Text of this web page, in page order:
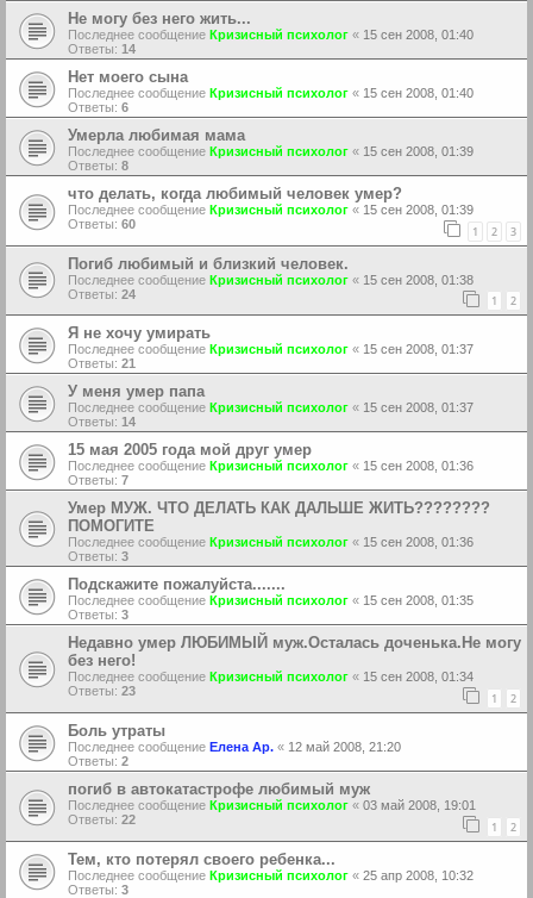
Не могу без него жить...
Последнее сообщение Кризисный психолог « 15 сен 2008, 01:40
Ответы: 14
Нет моего сына
Последнее сообщение Кризисный психолог « 15 сен 2008, 01:40
Ответы: 6
Умерла любимая мама
Последнее сообщение Кризисный психолог « 15 сен 2008, 01:39
Ответы: 8
что делать, когда любимый человек умер?
Последнее сообщение Кризисный психолог « 15 сен 2008, 01:39
Ответы: 60 1 2 3
Погиб любимый и близкий человек.
Последнее сообщение Кризисный психолог « 15 сен 2008, 01:38
Ответы: 24 1 2
Я не хочу умирать
Последнее сообщение Кризисный психолог « 15 сен 2008, 01:37
Ответы: 21
У меня умер папа
Последнее сообщение Кризисный психолог « 15 сен 2008, 01:37
Ответы: 14
15 мая 2005 года мой друг умер
Последнее сообщение Кризисный психолог « 15 сен 2008, 01:36
Ответы: 7
Умер МУЖ. ЧТО ДЕЛАТЬ КАК ДАЛЬШЕ ЖИТЬ????????
ПОМОГИТЕ
Последнее сообщение Кризисный психолог « 15 сен 2008, 01:36
Ответы: 3
Подскажите пожалуйста.......
Последнее сообщение Кризисный психолог « 15 сен 2008, 01:35
Ответы: 3
Недавно умер ЛЮБИМЫЙ муж.Осталась доченька.Не могу
без него!
Последнее сообщение Кризисный психолог « 15 сен 2008, 01:34
Ответы: 23 1 2
Боль утраты
Последнее сообщение Елена Ар. « 12 май 2008, 21:20
Ответы: 2
погиб в автокатастрофе любимый муж
Последнее сообщение Кризисный психолог « 03 май 2008, 19:01
Ответы: 22 1 2
Тем, кто потерял своего ребенка...
Последнее сообщение Кризисный психолог « 25 апр 2008, 10:32
Ответы: 3